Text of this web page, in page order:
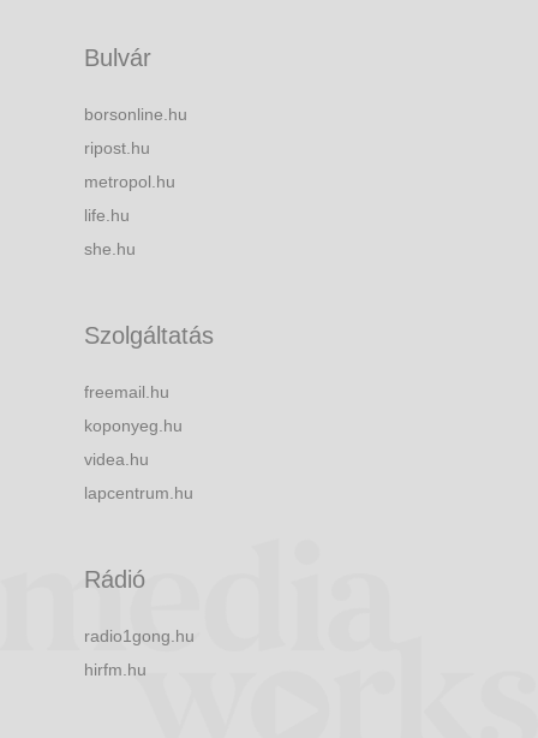
Bulvár
borsonline.hu
ripost.hu
metropol.hu
life.hu
she.hu
Szolgáltatás
freemail.hu
koponyeg.hu
videa.hu
lapcentrum.hu
Rádió
radio1gong.hu
hirfm.hu